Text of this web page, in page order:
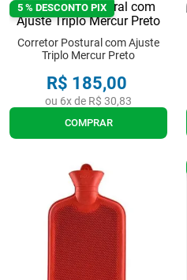
5 % DESCONTO PIX
Corretor Postural com Ajuste
Triplo Mercur Preto
R$ 185,00
ou 6x de R$ 30,83
COMPRAR
5º
cadeira rodas agile
6º
cadeira higienica
munique
tipoia
imobilizador joelho